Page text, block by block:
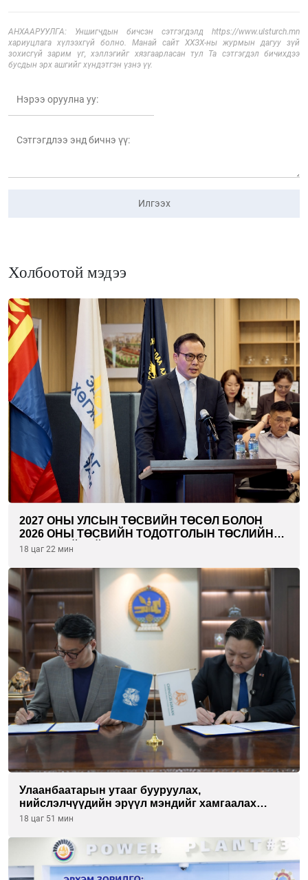
АНХААРУУЛГА: Уншигчдын бичсэн сэтгэгдэлд https://www.ulsturch.mn
хариуцлага хүлээхгүй болно. Манай сайт ХХЗХ-ны журмын дагуу зүй
зохисгүй зарим үг, хэллэгийг хязгаарласан тул Та сэтгэгдэл бичихдээ
бусдын эрх ашгийг хүндэтгэн үзнэ үү.
Илгээх
Холбоотой мэдээ
2027 ОНЫ УЛСЫН ТӨСВИЙН ТӨСӨЛ БОЛОН
2026 ОНЫ ТӨСВИЙН ТОДОТГОЛЫН ТӨСЛИЙН
ОЛОН НИЙТИЙН ХЭЛЭЛЦҮҮЛЭГ БОЛЛОО
18 цаг 22 мин
Улаанбаатарын утааг бууруулах,
нийслэлчүүдийн эрүүл мэндийг хамгаалах
төслийг “Чингис хаан баялгийн сан нэгдэл” ХХК-
18 цаг 51 мин